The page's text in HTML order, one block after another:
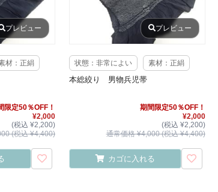
プレビュー
材：正絹
限定50％OFF！
¥2,000
(税込 ¥2,200)
(税込 ¥4,400)
プレビュー
状態：非常によい 素材：正絹
本総絞り 男物兵児帯
期間限定50％OFF！
¥2,000
(税込 ¥2,200)
通常価格 ¥4,000 (税込 ¥4,400)
カゴに入れる